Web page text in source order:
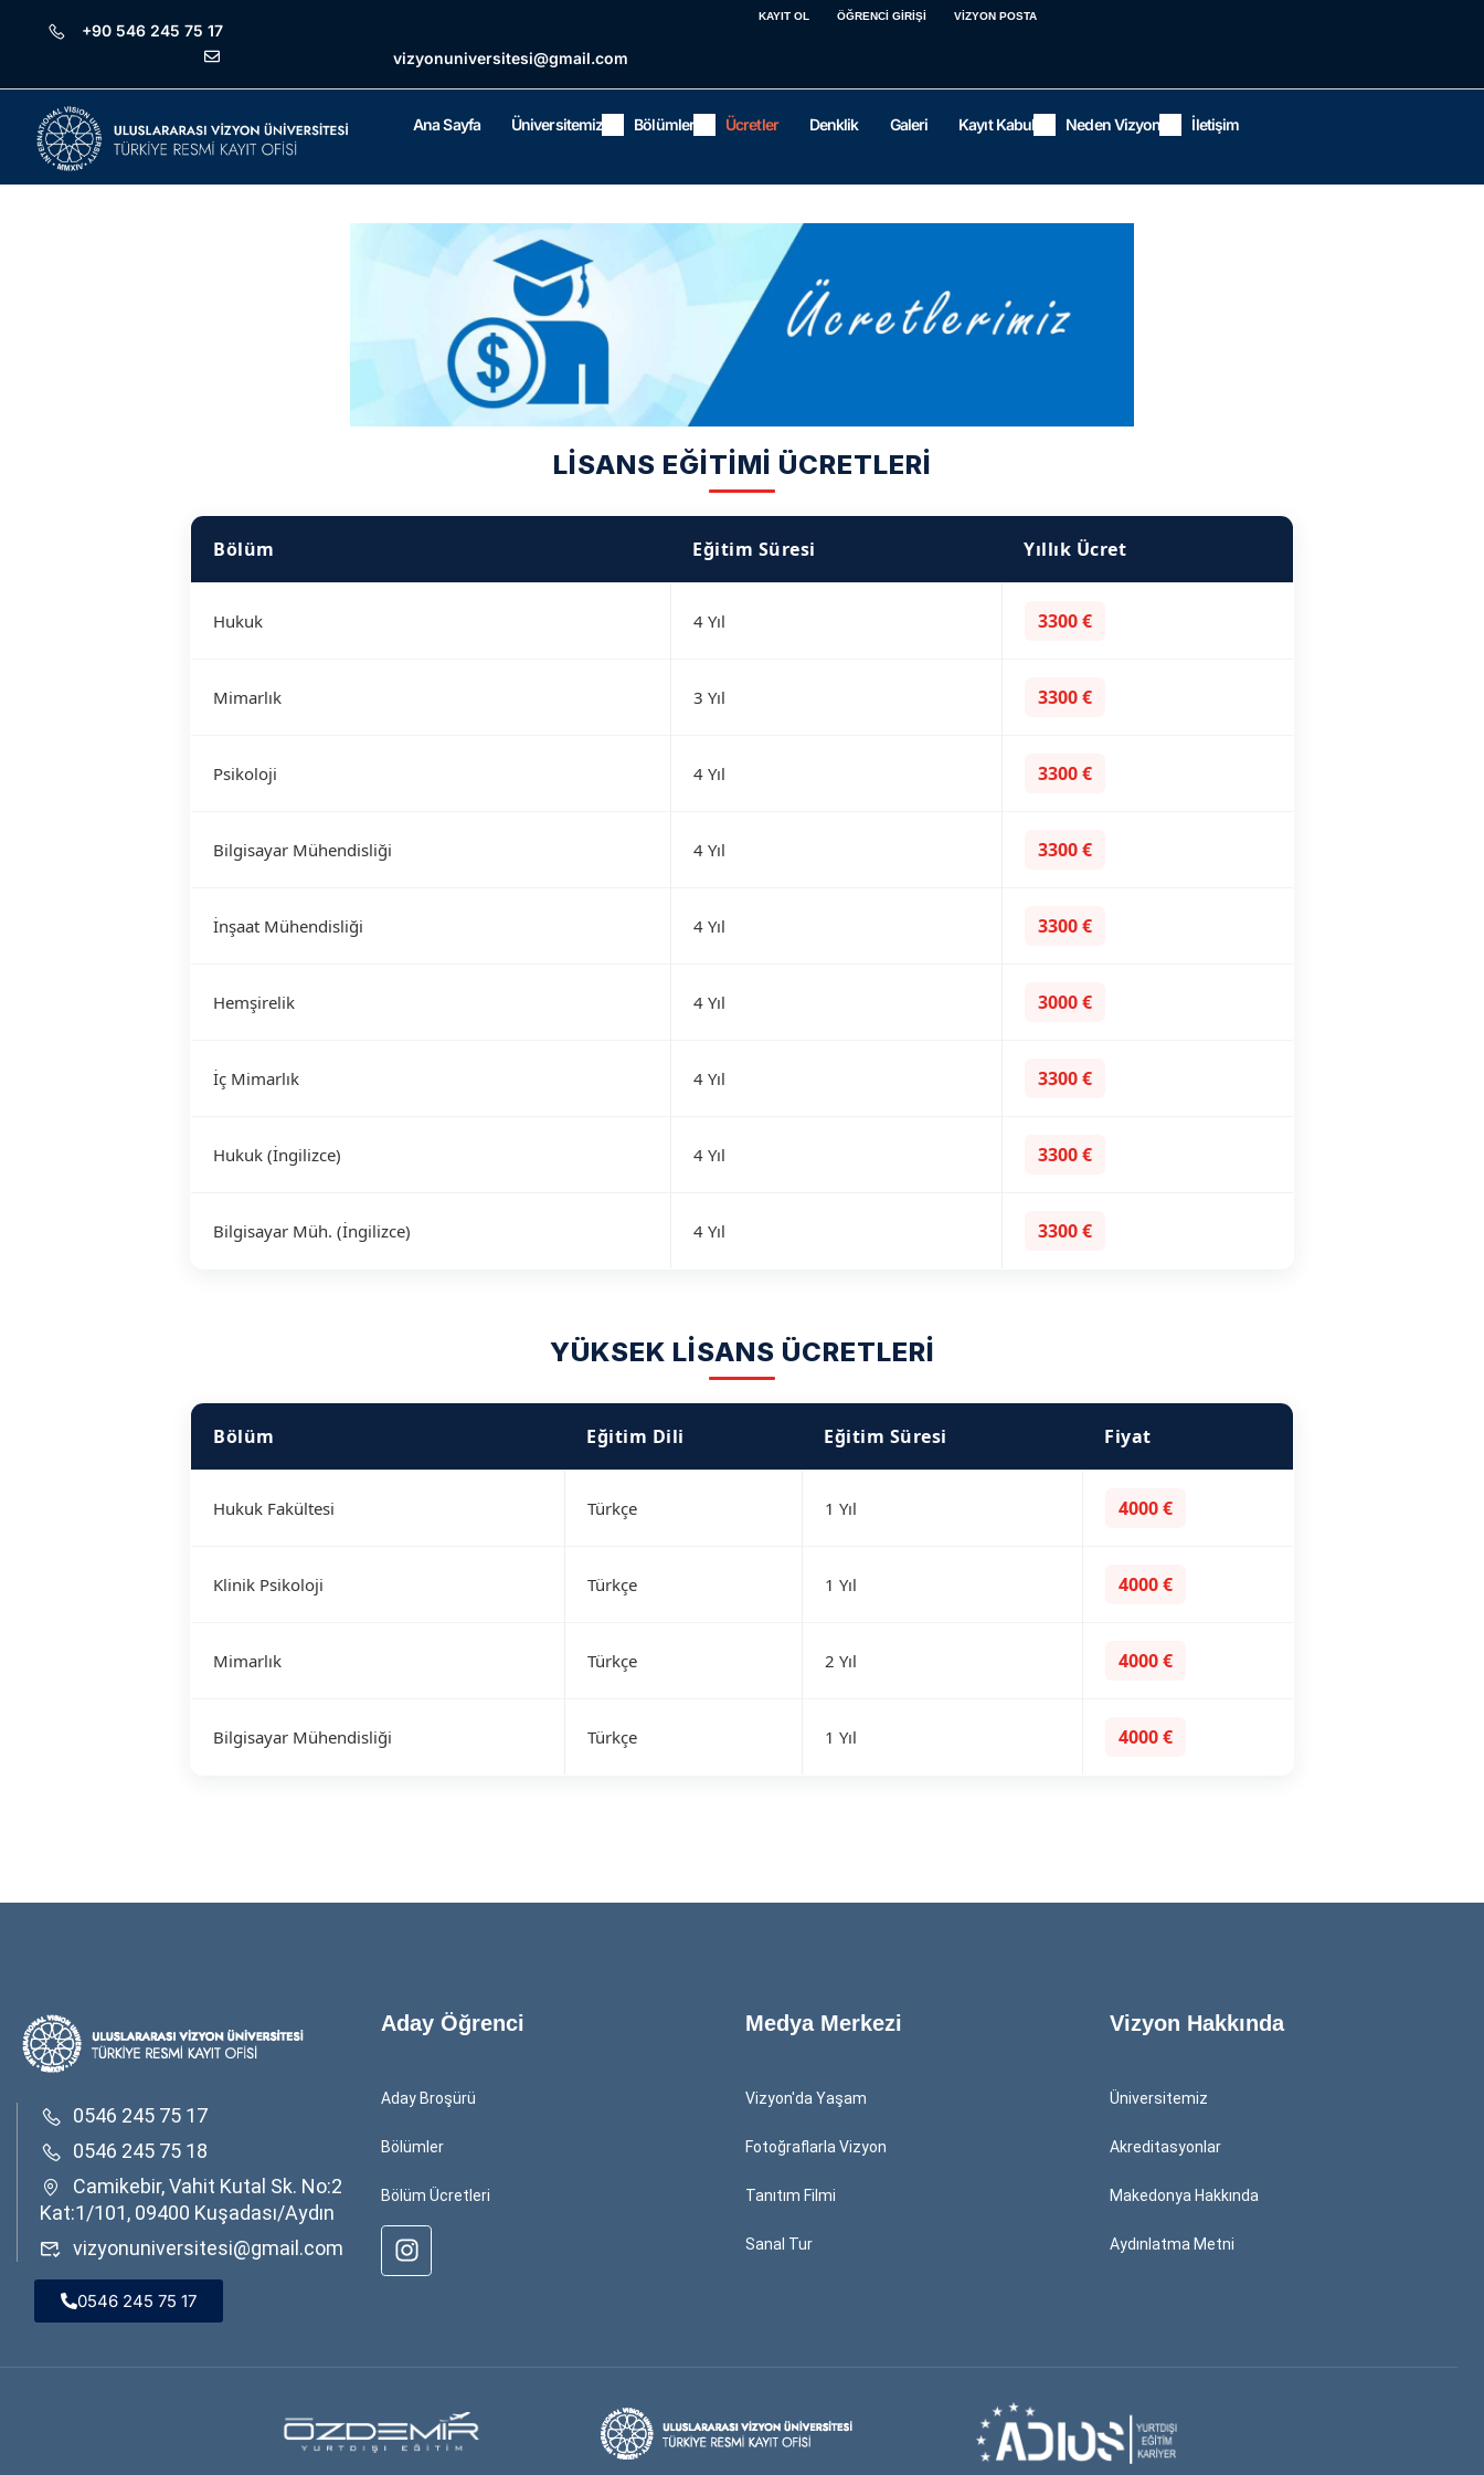
+90 546 245 75 17
vizyonuniversitesi@gmail.com
KAYIT OL ÖĞRENCİ GİRİŞİ VİZYON POSTA
Ana Sayfa Üniversitemiz Bölümler Ücretler Denklik Galeri Kayıt Kabul Neden Vizyon İletişim
LİSANS EĞİTİMİ ÜCRETLERİ
Bölüm Eğitim Süresi Yıllık Ücret
Hukuk 4 Yıl 3300 €
Mimarlık 3 Yıl 3300 €
Psikoloji 4 Yıl 3300 €
Bilgisayar Mühendisliği 4 Yıl 3300 €
İnşaat Mühendisliği 4 Yıl 3300 €
Hemşirelik 4 Yıl 3000 €
İç Mimarlık 4 Yıl 3300 €
Hukuk (İngilizce) 4 Yıl 3300 €
Bilgisayar Müh. (İngilizce) 4 Yıl 3300 €
YÜKSEK LİSANS ÜCRETLERİ
Bölüm Eğitim Dili Eğitim Süresi Fiyat
Hukuk Fakültesi Türkçe 1 Yıl 4000 €
Klinik Psikoloji Türkçe 1 Yıl 4000 €
Mimarlık Türkçe 2 Yıl 4000 €
Bilgisayar Mühendisliği Türkçe 1 Yıl 4000 €
0546 245 75 17
0546 245 75 18
Camikebir, Vahit Kutal Sk. No:2
Kat:1/101, 09400 Kuşadası/Aydın
vizyonuniversitesi@gmail.com
0546 245 75 17
Aday Öğrenci
Aday Broşürü
Bölümler
Bölüm Ücretleri
Medya Merkezi
Vizyon'da Yaşam
Fotoğraflarla Vizyon
Tanıtım Filmi
Sanal Tur
Vizyon Hakkında
Üniversitemiz
Akreditasyonlar
Makedonya Hakkında
Aydınlatma Metni